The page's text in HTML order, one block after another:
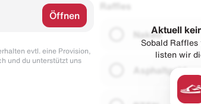
Öffnen
evtl. eine Provision,
und du unterstützt uns
Raffles
Naked
Asphaltgold
Aktuell
Sobald Raffles
listen wir